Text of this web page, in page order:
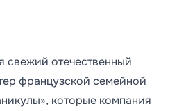
свежий отечественный
французской семейной
которые компания